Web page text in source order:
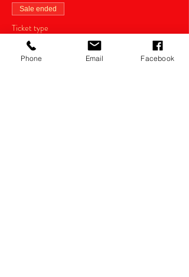
Sale ended
Ticket type
Antecipado
Phone Email Facebook